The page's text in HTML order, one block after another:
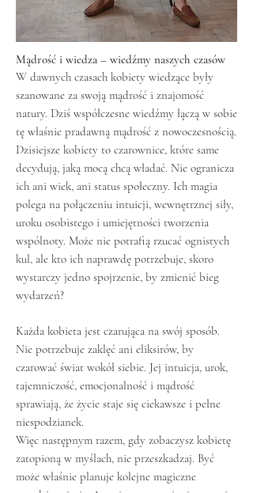
Mądrość i wiedza – wiedźmy naszych czasów
W dawnych czasach kobiety wiedzące były
szanowane za swoją mądrość i znajomość
natury. Dziś współczesne wiedźmy łączą w sobie
tę właśnie pradawną mądrość z nowoczesnością.
Dzisiejsze kobiety to czarownice, które same
decydują, jaką mocą chcą władać. Nie ogranicza
ich ani wiek, ani status społeczny. Ich magia
polega na połączeniu intuicji, wewnętrznej siły,
uroku osobistego i umiejętności tworzenia
wspólnoty. Może nie potrafią rzucać ognistych
kul, ale kto ich naprawdę potrzebuje, skoro
wystarczy jedno spojrzenie, by zmienić bieg
wydarzeń?
Każda kobieta jest czarująca na swój sposób.
Nie potrzebuje zaklęć ani eliksirów, by
czarować świat wokół siebie. Jej intuicja, urok,
tajemniczość, emocjonalność i mądrość
sprawiają, że życie staje się ciekawsze i pełne
niespodzianek.
Więc następnym razem, gdy zobaczysz kobietę
zatopioną w myślach, nie przeszkadzaj. Być
może właśnie planuje kolejne magiczne